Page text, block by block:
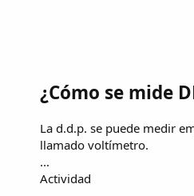
¿Cómo se mide
La d.d.p. se puede medir
llamado voltímetro.
...
Actividad